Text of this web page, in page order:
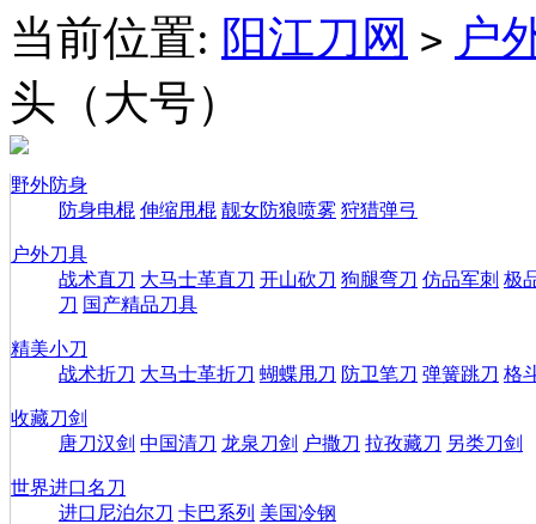
当前位置: 阳江刀网 > 户
头（大号）
野外防身
防身电棍 伸缩甩棍 靓女防狼喷雾 狩猎弹弓
户外刀具
战术直刀 大马士革直刀 开山砍刀 狗腿弯刀 仿品军刺 极
刀 国产精品刀具
精美小刀
战术折刀 大马士革折刀 蝴蝶甩刀 防卫笔刀 弹簧跳刀 格
收藏刀剑
唐刀汉剑 中国清刀 龙泉刀剑 户撒刀 拉孜藏刀 另类刀剑
世界进口名刀
进口尼泊尔刀 卡巴系列 美国冷钢